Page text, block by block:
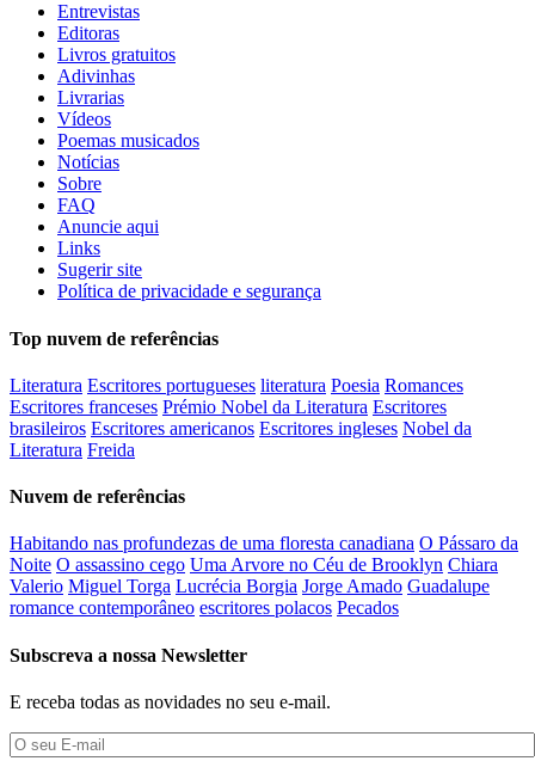
Entrevistas
Editoras
Livros gratuitos
Adivinhas
Livrarias
Vídeos
Poemas musicados
Notícias
Sobre
FAQ
Anuncie aqui
Links
Sugerir site
Política de privacidade e segurança
Top nuvem de referências
Literatura Escritores portugueses literatura Poesia Romances
Escritores franceses Prémio Nobel da Literatura Escritores
brasileiros Escritores americanos Escritores ingleses Nobel da
Literatura Freida
Nuvem de referências
Habitando nas profundezas de uma floresta canadiana O Pássaro da
Noite O assassino cego Uma Arvore no Céu de Brooklyn Chiara
Valerio Miguel Torga Lucrécia Borgia Jorge Amado Guadalupe
romance contemporâneo escritores polacos Pecados
Subscreva a nossa Newsletter
E receba todas as novidades no seu e-mail.